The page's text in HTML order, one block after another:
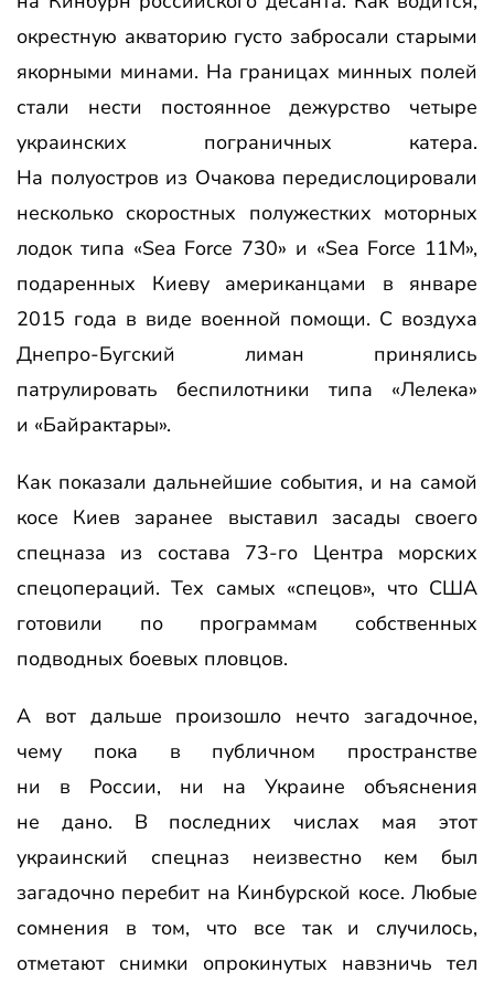
окрестную акваторию густо забросали старыми
якорными минами. На границах минных полей
стали нести постоянное дежурство четыре
украинских пограничных катера.
На полуостров из Очакова передислоцировали
несколько скоростных полужестких моторных
лодок типа «Sea Force 730» и «Sea Force 11М»,
подаренных Киеву американцами в январе
2015 года в виде военной помощи. С воздуха
Днепро-Бугский лиман принялись
патрулировать беспилотники типа «Лелека»
и «Байрактары».
Как показали дальнейшие события, и на самой
косе Киев заранее выставил засады своего
спецназа из состава 73-го Центра морских
спецопераций. Тех самых «спецов», что США
готовили по программам собственных
подводных боевых пловцов.
А вот дальше произошло нечто загадочное,
чему пока в публичном пространстве
ни в России, ни на Украине объяснения
не дано. В последних числах мая этот
украинский спецназ неизвестно кем был
загадочно перебит на Кинбурской косе. Любые
сомнения в том, что все так и случилось,
отметают снимки опрокинутых навзничь тел